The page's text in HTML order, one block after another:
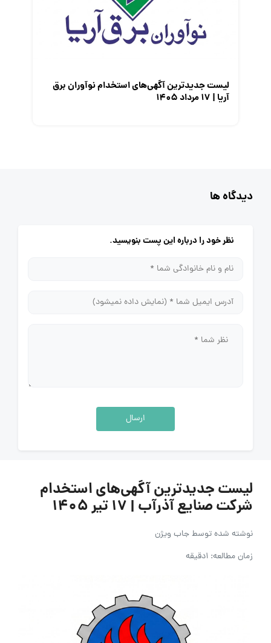
لیست جدیدترین آگهی‌های استخدام نوآوران برق
آریا | ۱۷ مرداد ۱۴۰۵
دیدگاه ها
نظر خود را درباره این پست بنویسید.
ارسال
لیست جدیدترین آگهی‌های استخدام
شرکت صنایع آذرآب | ۱۷ تیر ۱۴۰۵
نوشته شده توسطجاب ویژن
زمان مطالعه: 1دقیقه